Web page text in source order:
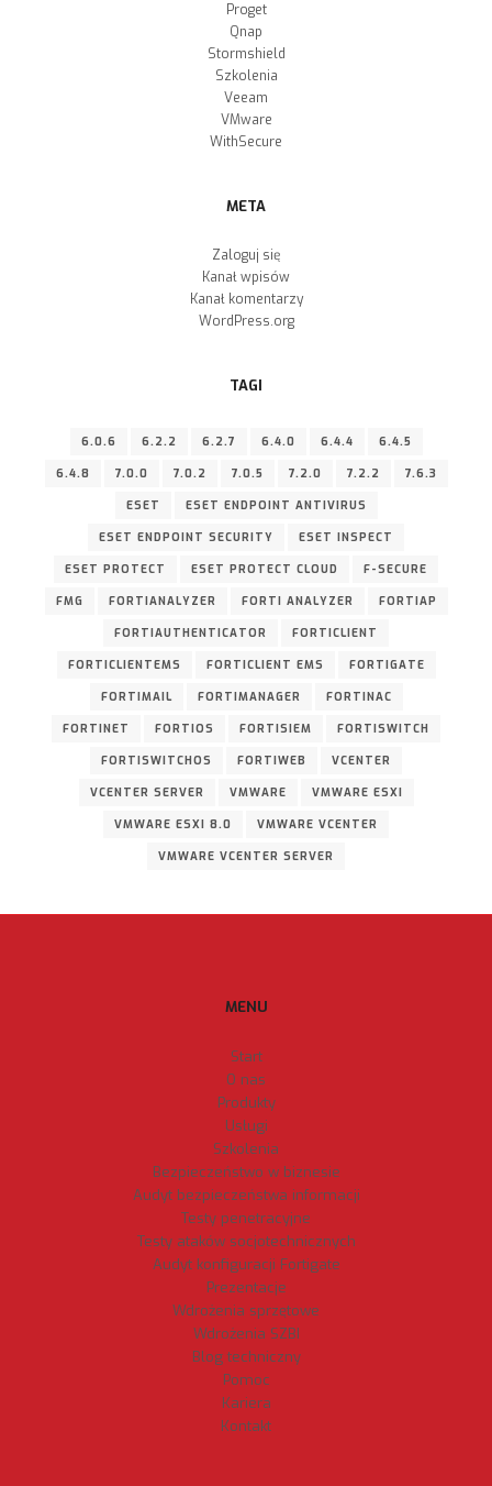
Proget
Qnap
Stormshield
Szkolenia
Veeam
VMware
WithSecure
META
Zaloguj się
Kanał wpisów
Kanał komentarzy
WordPress.org
TAGI
6.0.6 6.2.2 6.2.7 6.4.0 6.4.4 6.4.5
6.4.8 7.0.0 7.0.2 7.0.5 7.2.0 7.2.2 7.6.3
ESET ESET ENDPOINT ANTIVIRUS
ESET ENDPOINT SECURITY ESET INSPECT
ESET PROTECT ESET PROTECT CLOUD F-SECURE
FMG FORTIANALYZER FORTI ANALYZER FORTIAP
FORTIAUTHENTICATOR FORTICLIENT
FORTICLIENTEMS FORTICLIENT EMS FORTIGATE
FORTIMAIL FORTIMANAGER FORTINAC
FORTINET FORTIOS FORTISIEM FORTISWITCH
FORTISWITCHOS FORTIWEB VCENTER
VCENTER SERVER VMWARE VMWARE ESXI
VMWARE ESXI 8.0 VMWARE VCENTER
VMWARE VCENTER SERVER
MENU
Start
O nas
Produkty
Usługi
Szkolenia
Bezpieczeństwo w biznesie
Audyt bezpieczeństwa informacji
Testy penetracyjne
Testy ataków socjotechnicznych
Audyt konfiguracji Fortigate
Prezentacje
Wdrożenia sprzętowe
Wdrożenia SZBI
Blog techniczny
Pomoc
Kariera
Kontakt